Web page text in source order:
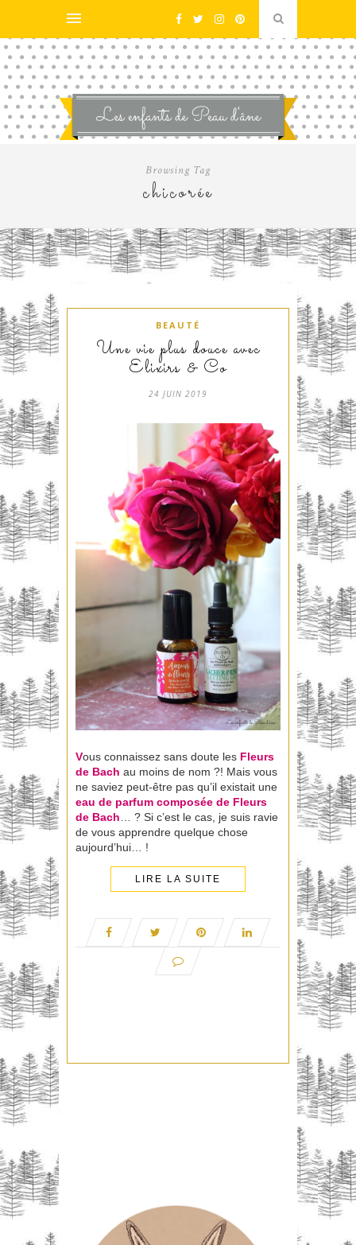
Browsing Tag
chicorée
BEAUTÉ
Une vie plus douce avec
Elixirs & Co
24 JUIN 2019
Vous connaissez sans doute les Fleurs
de Bach au moins de nom ?! Mais vous
ne saviez peut-être pas qu’il existait une
eau de parfum composée de Fleurs
de Bach… ? Si c’est le cas, je suis ravie
de vous apprendre quelque chose
aujourd’hui… !
LIRE LA SUITE